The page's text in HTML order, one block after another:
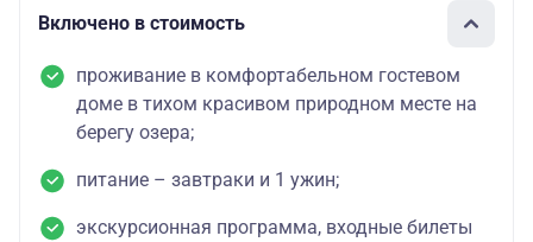
Включено в стоимость
проживание в комфортабельном гостевом
доме в тихом красивом природном месте на
берегу озера;
питание – завтраки и 1 ужин;
экскурсионная программа, входные билеты